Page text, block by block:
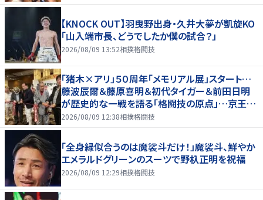
【KNOCK OUT】羽曳野出身・久井大夢が凱旋KO
「山入端市長、どうでしたか僕の試合？」
2026/08/09 13:52相撲格闘技
「猪木×アリ」５０周年「メモリアル展」スタート…
藤波辰爾＆藤原喜明＆初代タイガー＆前田日明
が歴史的な一戦を語る「格闘技の原点」…京王プ
ラザホテルで３１日まで
2026/08/09 12:38相撲格闘技
「全身緑似合うのは魔裟斗だけ！」魔裟斗、鮮やか
エメラルドグリーンのスーツで野杁正明を祝福
2026/08/09 12:29相撲格闘技